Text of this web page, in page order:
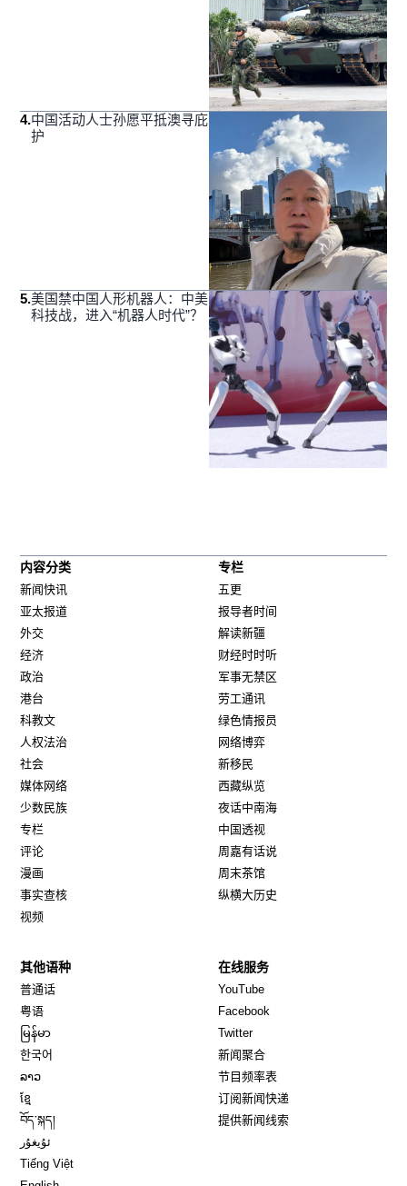
4.中国活动人士孙愿平抵澳寻庇
护
5.美国禁中国人形机器人：中美
科技战，进入“机器人时代”？
内容分类
新闻快讯
亚太报道
外交
经济
政治
港台
科教文
人权法治
社会
媒体网络
少数民族
专栏
评论
漫画
事实查核
视频
专栏
五更
报导者时间
解读新疆
财经时时听
军事无禁区
劳工通讯
绿色情报员
网络博弈
新移民
西藏纵览
夜话中南海
中国透视
周嘉有话说
周末茶馆
纵横大历史
其他语种
普通话
粤语
မြန်မာ
한국어
ລາວ
ខ្មែ
བོད་སྐད།
ئۇيغۇر
Tiếng Việt
在线服务
YouTube
Facebook
TwitterOpens in new window
新闻聚合
节目频率表
订阅新闻快递
提供新闻线索